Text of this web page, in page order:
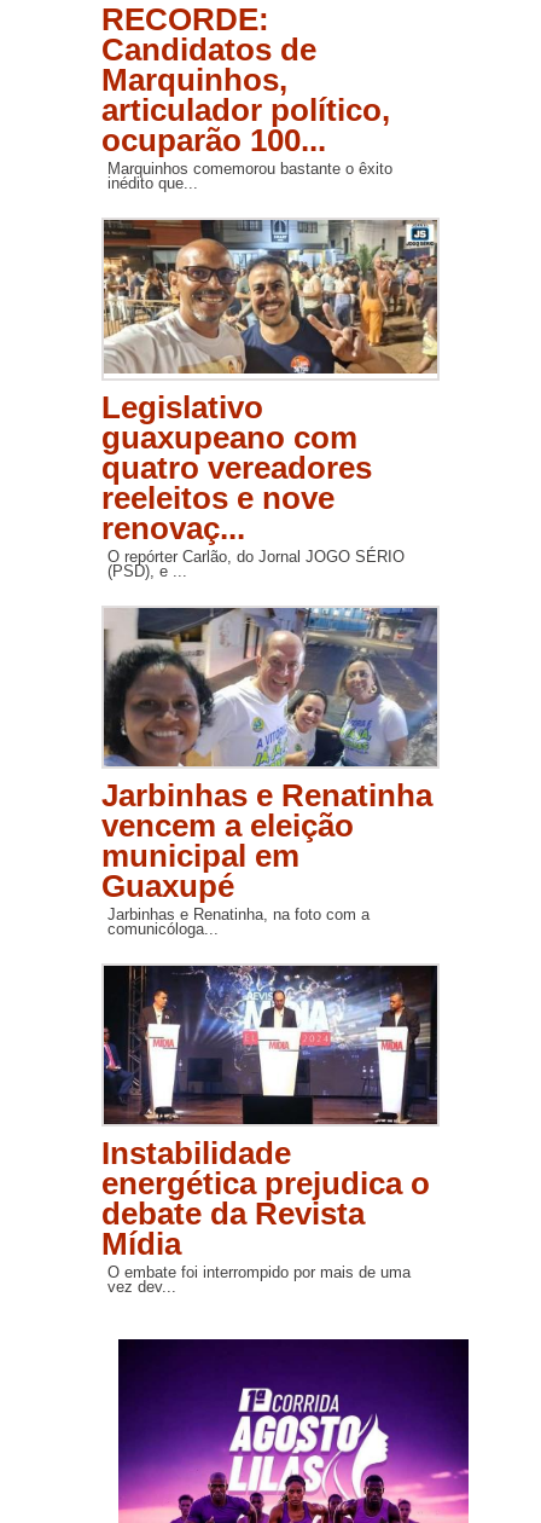
RECORDE:
Candidatos de
Marquinhos,
articulador político,
ocuparão 100...
Marquinhos comemorou bastante o êxito
inédito que...
Legislativo
guaxupeano com
quatro vereadores
reeleitos e nove
renovaç...
O repórter Carlão, do Jornal JOGO SÉRIO
(PSD), e ...
Jarbinhas e Renatinha
vencem a eleição
municipal em
Guaxupé
Jarbinhas e Renatinha, na foto com a
comunicóloga...
Instabilidade
energética prejudica o
debate da Revista
Mídia
O embate foi interrompido por mais de uma
vez dev...